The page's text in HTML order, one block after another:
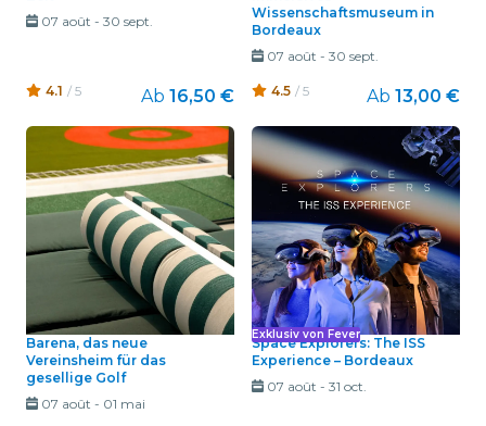
07 août - 30 sept.
4.1 / 5 Ab 16,50 €
Wissenschaftsmuseum in
Bordeaux
07 août - 30 sept.
4.5 / 5 Ab 13,00 €
Barena, das neue
Vereinsheim für das
gesellige Golf
07 août - 01 mai
Exklusiv von Fever
Space Explorers: The ISS
Experience – Bordeaux
07 août - 31 oct.